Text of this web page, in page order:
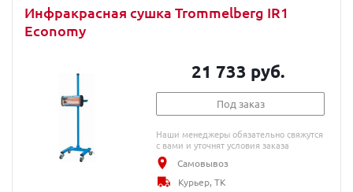
Инфракрасная сушка Trommelberg IR1
Economy
21 733 руб.
Под заказ
Наши менеджеры обязательно свяжутся
с вами и уточнят условия заказа
Самовывоз
Курьер, ТК